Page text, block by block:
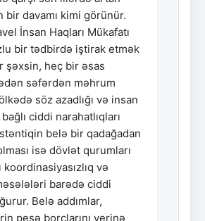
bir davamı kimi görünür.
İnsan Haqları Mükafatı
bir tədbirdə iştirak etmək
şəxsin, heç bir əsas
səfərdən məhrum
söz azadlığı və insan
ciddi narahatlıqları
belə bir qadağadan
isə dövlət qurumları
koordinasiyasızlıq və
barədə ciddi
Belə addımlar,
peşə borclarını yerinə